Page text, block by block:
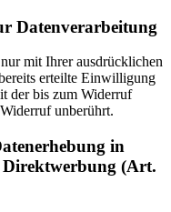
Datenverarbeitung
mit Ihrer ausdrücklichen
erteilte Einwilligung
der bis zum Widerruf
unberührt.
in
Direktwerbung (Art.